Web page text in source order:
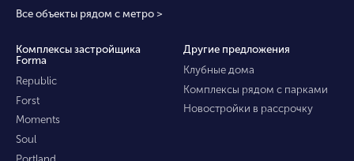
Все объекты рядом с метро >
Комплексы застройщика
Forma
Republic
Forst
Moments
Soul
Portland
Другие предложения
Клубные дома
Комплексы рядом с парками
Новостройки в рассрочку